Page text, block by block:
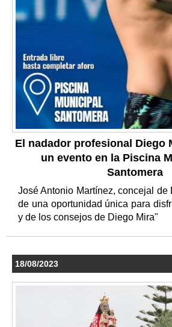
El nadador profesional Diego
un evento en la Piscina
Santomera
José Antonio Martínez, concejal de
de una oportunidad única para
y de los consejos de Diego Mira"
18/08/2023